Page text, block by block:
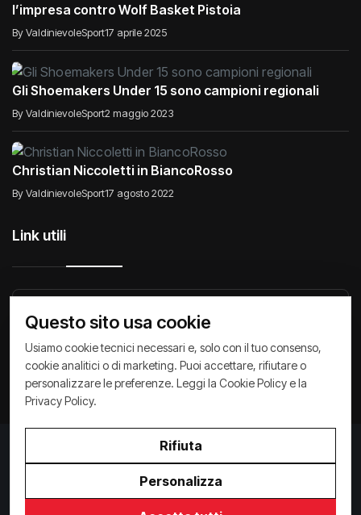
l’impresa contro Wolf Basket Pistoia
By ValdinievoleSport17 aprile 2025
Gli Shoemakers Under 15 sono campioni regionali
By ValdinievoleSport2 maggio 2023
Christian Niccoletti in BiancoRosso
By ValdinievoleSport17 agosto 2022
Link utili
Raccontiamo di Noi Comunicati
Privacy Policy Cookie Policy Archivio News
Privacy Policy/Cookie Policy
Copyright ©2026ValdinievoleSport.it - powered by
Paralleloweb
Invio comunicati
Questo sito usa cookie
Usiamo cookie tecnici necessari e, solo con il tuo consenso,
cookie analitici o di marketing. Puoi accettare, rifiutare o
personalizzare le preferenze. Leggi la Cookie Policy e la
Privacy Policy.
Rifiuta
Personalizza